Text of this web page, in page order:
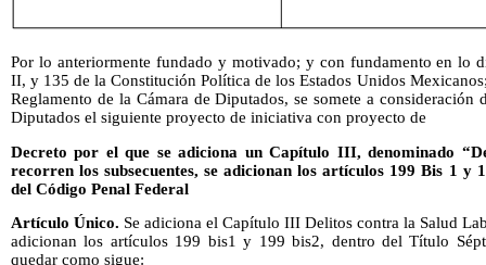
Por lo anteriormente fundado y motivado; y con fundamento en lo
II, y 135 de la Constitución Política de los Estados Unidos
Reglamento de la Cámara de Diputados, se somete a consideración
Diputados el siguiente proyecto de iniciativa con proyecto de
Decreto por el que se adiciona un Capítulo III, denominado
recorren los subsecuentes, se adicionan los artículos 199 Bis 1 y
del Código Penal Federal
Artículo Único. Se adiciona el Capítulo III Delitos contra la Salud
adicionan los artículos 199 bis1 y 199 bis2, dentro del Título
quedar como sigue: